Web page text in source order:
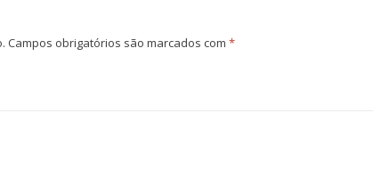
Campos obrigatórios são marcados com *